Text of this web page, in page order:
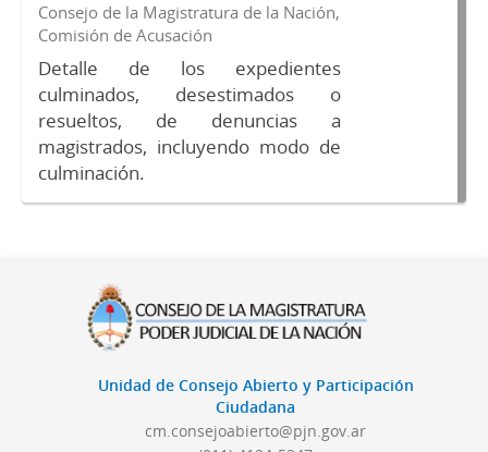
Consejo de la Magistratura de la Nación,
Comisión de Acusación
Detalle de los expedientes
culminados, desestimados o
resueltos, de denuncias a
magistrados, incluyendo modo de
culminación.
Unidad de Consejo Abierto y Participación
Ciudadana
cm.consejoabierto@pjn.gov.ar